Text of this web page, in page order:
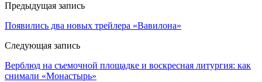
Предыдущая запись
Появились два новых трейлера «Вавилона»
Следующая запись
Верблюд на съемочной площадке и воскресная литургия: как
снимали «Монастырь»